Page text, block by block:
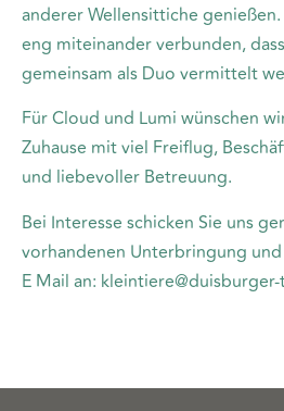
anderer Wellensittiche
eng miteinander verbunden,
gemeinsam als Duo vermittelt
Für Cloud und Lumi wünschen
Zuhause mit viel Freiflug,
und liebevoller Betreuung.
Bei Interesse schicken Sie uns
vorhandenen Unterbringung
E Mail an: